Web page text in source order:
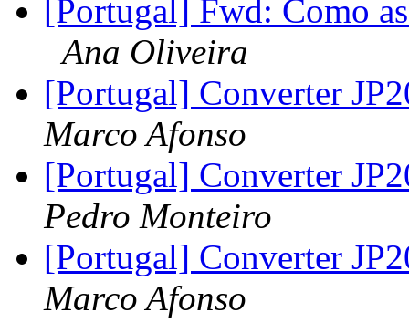
[Portugal] Fwd: Como
Ana Oliveira
[Portugal] Converter
Marco Afonso
[Portugal] Converter
Pedro Monteiro
[Portugal] Converter
Marco Afonso